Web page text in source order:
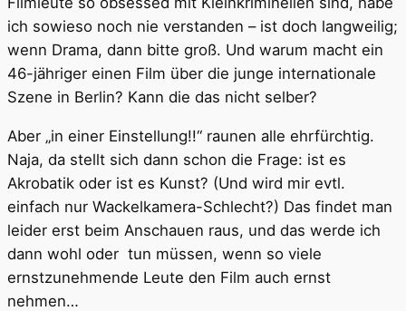
ich sowieso noch nie verstanden – ist doch langweilig;
wenn Drama, dann bitte groß. Und warum macht ein
46-jähriger einen Film über die junge internationale
Szene in Berlin? Kann die das nicht selber?
Aber „in einer Einstellung!!“ raunen alle ehrfürchtig.
Naja, da stellt sich dann schon die Frage: ist es
Akrobatik oder ist es Kunst? (Und wird mir evtl.
einfach nur Wackelkamera-Schlecht?) Das findet man
leider erst beim Anschauen raus, und das werde ich
dann wohl oder tun müssen, wenn so viele
ernstzunehmende Leute den Film auch ernst
nehmen…